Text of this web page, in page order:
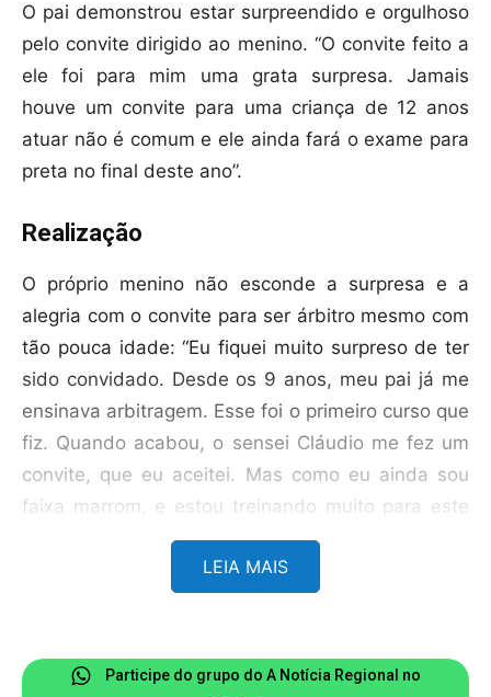
O pai demonstrou estar surpreendido e orgulhoso
pelo convite dirigido ao menino. “O convite feito a
ele foi para mim uma grata surpresa. Jamais
houve um convite para uma criança de 12 anos
atuar não é comum e ele ainda fará o exame para
preta no final deste ano”.
Realização
O próprio menino não esconde a surpresa e a
alegria com o convite para ser árbitro mesmo com
tão pouca idade: “Eu fiquei muito surpreso de ter
sido convidado. Desde os 9 anos, meu pai já me
ensinava arbitragem. Esse foi o primeiro curso que
fiz. Quando acabou, o sensei Cláudio me fez um
convite, que eu aceitei. Mas como eu ainda sou
faixa marrom, e estou treinando muito para este
campeonato, como atleta e não como árbitro, por
isso, minha grande surpresa, e fiquei muito feliz”.
(luta) no Campeonato Brasileiro de Caratê, que
LEIA MAIS
Participe do grupo do A Notícia Regional no